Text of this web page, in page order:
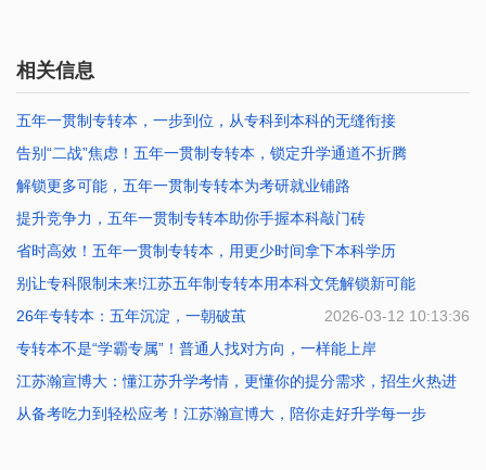
相关信息
五年一贯制专转本，一步到位，从专科到本科的无缝衔接
2026-07-25 10:12:47
告别“二战”焦虑！五年一贯制专转本，锁定升学通道不折腾
2026-07-20 10:40:01
解锁更多可能，五年一贯制专转本为考研就业铺路
2026-07-17 10:02:39
提升竞争力，五年一贯制专转本助你手握本科敲门砖
2026-07-16 10:01:41
省时高效！五年一贯制专转本，用更少时间拿下本科学历
2026-07-14 10:27:34
别让专科限制未来!江苏五年制专转本用本科文凭解锁新可能
2026-07-01 09:54:04
26年专转本：五年沉淀，一朝破茧
2026-03-12 10:13:36
专转本不是“学霸专属”！普通人找对方向，一样能上岸
2026-02-11 10:40:47
江苏瀚宣博大：懂江苏升学考情，更懂你的提分需求，招生火热进
行
从备考吃力到轻松应考！江苏瀚宣博大，陪你走好升学每一步